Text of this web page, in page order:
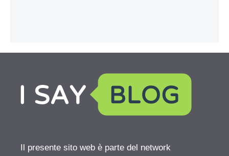
Il presente sito web è parte del network